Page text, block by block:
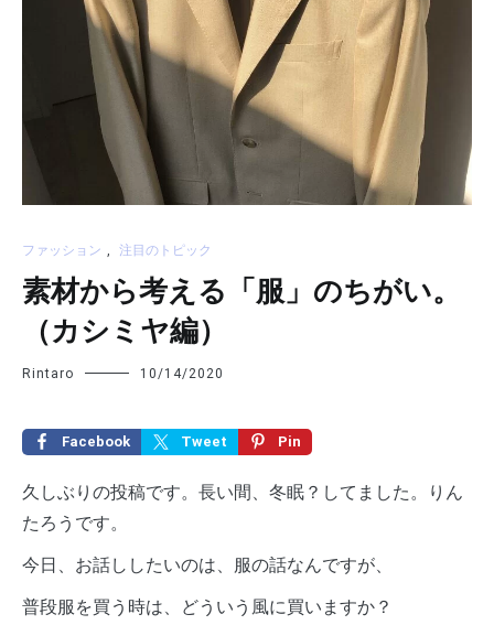
ファッション 注目のトピック
素材から考える「服」のちがい。
（カシミヤ編）
Rintaro 10/14/2020
Facebook Tweet Pin
久しぶりの投稿です。長い間、冬眠？してました。りん
たろうです。
今日、お話ししたいのは、服の話なんですが、
普段服を買う時は、どういう風に買いますか？